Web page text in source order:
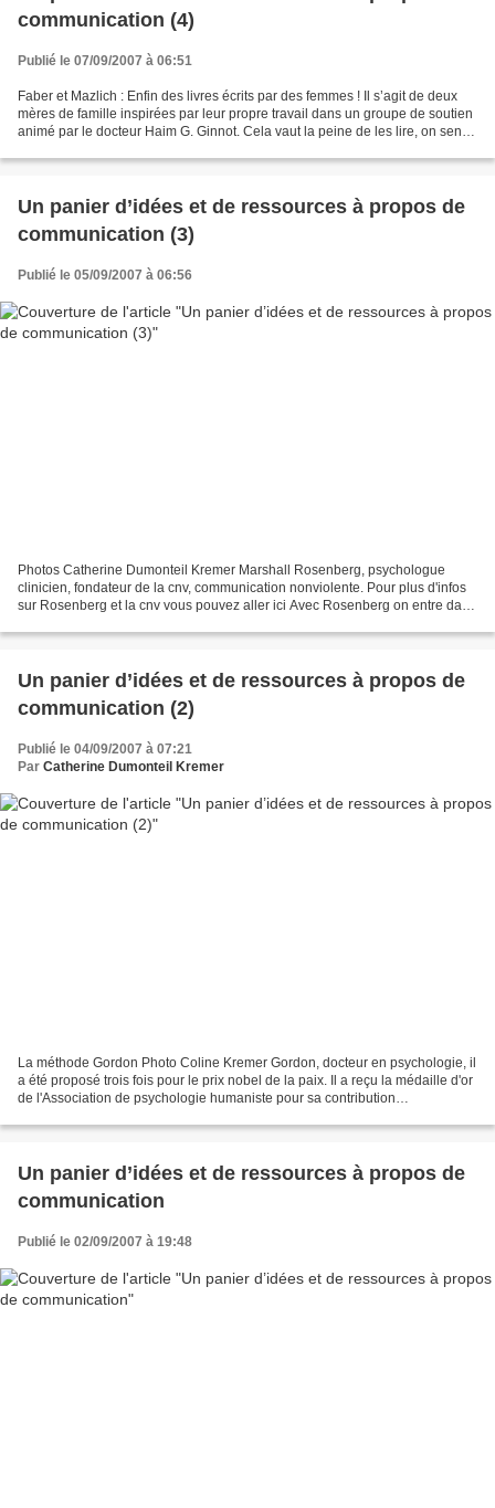
communication (4)
Publié le 07/09/2007 à 06:51
Faber et Mazlich : Enfin des livres écrits par des femmes ! Il s’agit de deux
mères de famille inspirées par leur propre travail dans un groupe de soutien
animé par le docteur Haim G. Ginnot. Cela vaut la peine de les lire, on sent
Un panier d’idées et de ressources à propos de
communication (3)
Publié le 05/09/2007 à 06:56
Photos Catherine Dumonteil Kremer Marshall Rosenberg, psychologue
clinicien, fondateur de la cnv, communication nonviolente. Pour plus d'infos
sur Rosenberg et la cnv vous pouvez aller ici Avec Rosenberg on entre dans
Un panier d’idées et de ressources à propos de
communication (2)
Publié le 04/09/2007 à 07:21
Par Catherine Dumonteil Kremer
La méthode Gordon Photo Coline Kremer Gordon, docteur en psychologie, il
a été proposé trois fois pour le prix nobel de la paix. Il a reçu la médaille d'or
de l'Association de psychologie humaniste pour sa contribution
Un panier d’idées et de ressources à propos de
communication
Publié le 02/09/2007 à 19:48